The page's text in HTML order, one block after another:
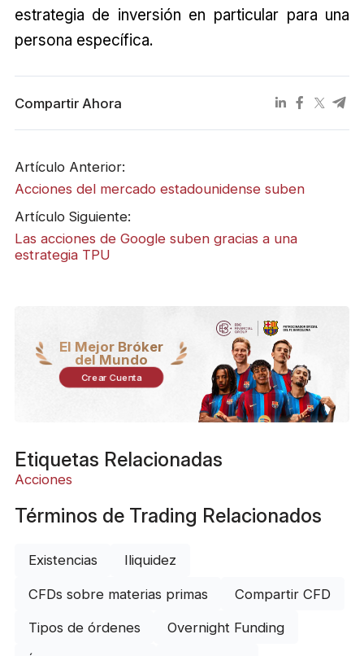
estrategia de inversión en particular para una
persona específica.
Compartir Ahora
Artículo Anterior:
Acciones del mercado estadounidense suben
Artículo Siguiente:
Las acciones de Google suben gracias a una
estrategia TPU
El Mejor Bróker
del Mundo
Crear Cuenta
Etiquetas Relacionadas
Acciones
Términos de Trading Relacionados
Existencias Iliquidez
CFDs sobre materias primas Compartir CFD
Tipos de órdenes Overnight Funding